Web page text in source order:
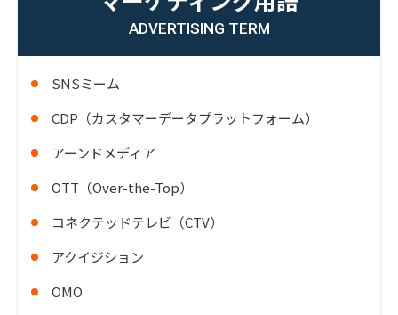
ADVERTISING TERM
SNSミーム
CDP（カスタマーデータプラットフォーム）
アーンドメディア
OTT（Over-the-Top）
コネクテッドテレビ（CTV）
アクイジション
OMO